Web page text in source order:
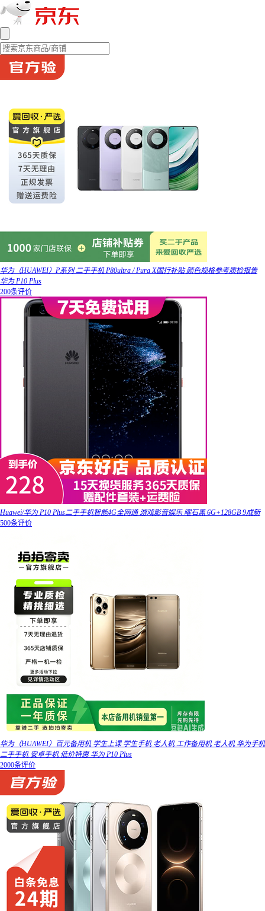
华为（HUAWEI）P系列 二手手机 P80ultra / Pura X国行补贴 颜色规格参考质检报告
华为 P10 Plus
200条评价
Huawei/华为 P10 Plus二手手机智能4G全网通 游戏影音娱乐 曜石黑 6G+128GB 9成新
500条评价
华为（HUAWEI）百元备用机 学生上课 学生手机 老人机 工作备用机 老人机 华为手机
二手手机 安卓手机 低价特惠 华为 P10 Plus
2000条评价